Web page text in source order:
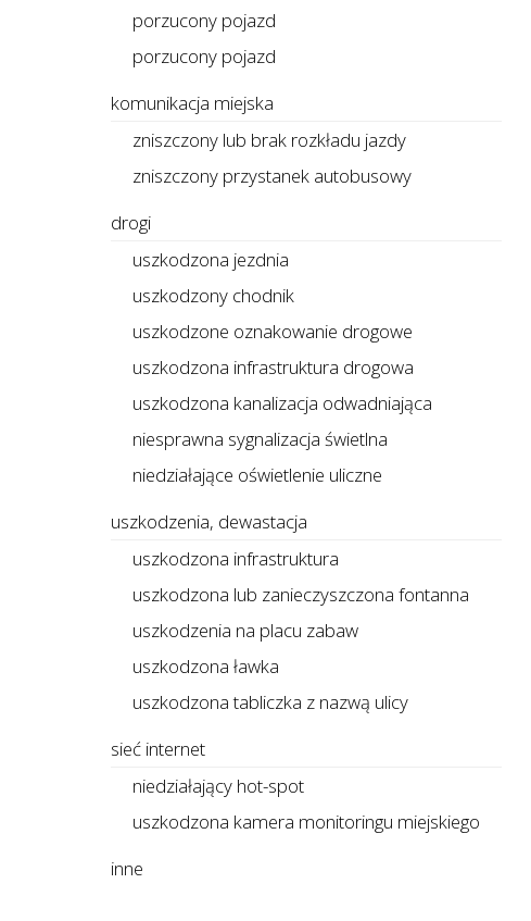
porzucony pojazd
porzucony pojazd
komunikacja miejska
zniszczony lub brak rozkładu jazdy
zniszczony przystanek autobusowy
drogi
uszkodzona jezdnia
uszkodzony chodnik
uszkodzone oznakowanie drogowe
uszkodzona infrastruktura drogowa
uszkodzona kanalizacja odwadniająca
niesprawna sygnalizacja świetlna
niedziałające oświetlenie uliczne
uszkodzenia, dewastacja
uszkodzona infrastruktura
uszkodzona lub zanieczyszczona fontanna
uszkodzenia na placu zabaw
uszkodzona ławka
uszkodzona tabliczka z nazwą ulicy
sieć internet
niedziałający hot-spot
uszkodzona kamera monitoringu miejskiego
inne